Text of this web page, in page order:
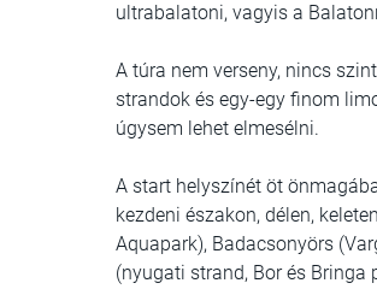
ultrabalatoni, vagyis a
A túra nem verseny, nincs
strandok és egy-egy finom
úgysem lehet elmesélni.
A start helyszínét öt
kezdeni északon, délen,
Aquapark), Badacsonyörs
(nyugati strand, Bor és Bringa